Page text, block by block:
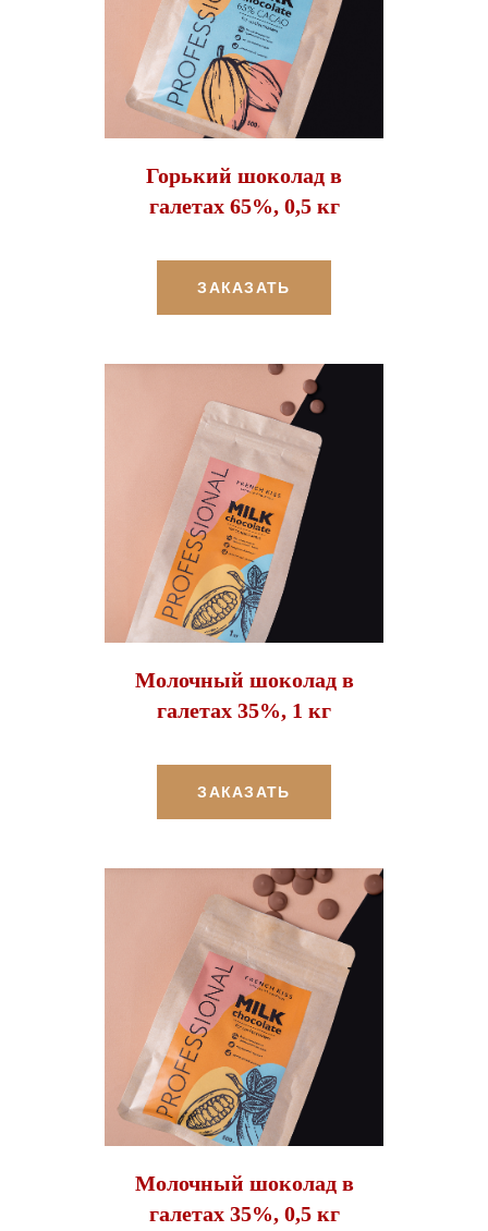
Горький шоколад в
галетах 65%, 0,5 кг
ЗАКАЗАТЬ
Молочный шоколад в
галетах 35%, 1 кг
ЗАКАЗАТЬ
Молочный шоколад в
галетах 35%, 0,5 кг